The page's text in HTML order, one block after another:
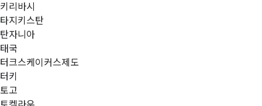
키리바시
타지키스탄
탄자니아
태국
터크스케이커스제도
터키
토고